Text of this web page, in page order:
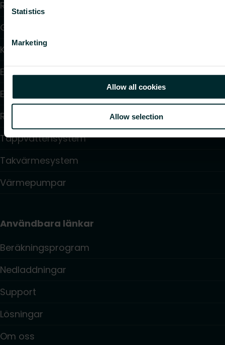
Statistics
Marketing
Allow all cookies
Allow selection
Radiatorer
Golvvärme och golvkylning
Konvektorer och fläktkonvektorer
Elektrisk uppvärmning
Elektronisk styrning
Reglering
Tappvattensystem
Takvärmesystem
Värmepumpar
Användbara länkar
Beräkningsprogram
Nedladdningar
Support
Lösningar
Om oss